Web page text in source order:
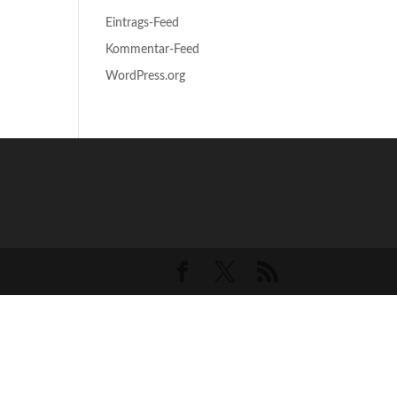
Eintrags-Feed
Kommentar-Feed
WordPress.org